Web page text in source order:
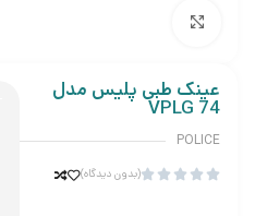
عینک طبی پلیس مدل
VPLG 74
POLICE




(بدون دیدگاه)